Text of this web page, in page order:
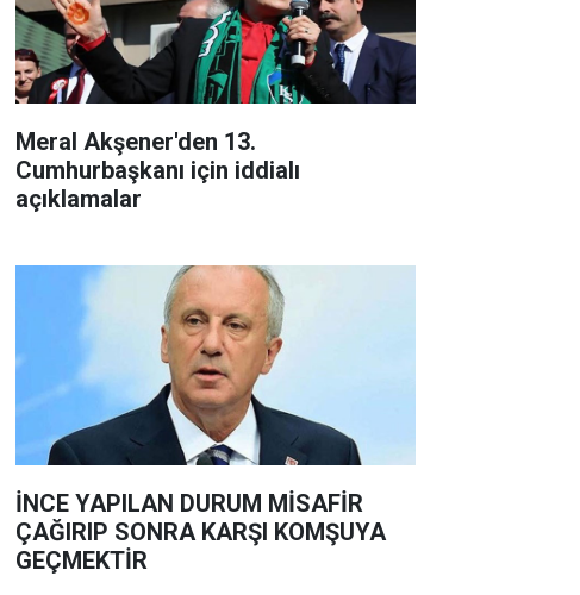
Meral Akşener'den 13.
Cumhurbaşkanı için iddialı
açıklamalar
İNCE YAPILAN DURUM MİSAFİR
ÇAĞIRIP SONRA KARŞI KOMŞUYA
GEÇMEKTİR